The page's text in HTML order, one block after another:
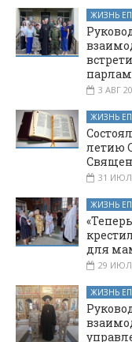
ЖИЗНЬ
3 АВГ
ЖИЗНЬ
летию
31 ИЮЛ
ЖИЗНЬ
для
29 ИЮЛ
ЖИЗНЬ